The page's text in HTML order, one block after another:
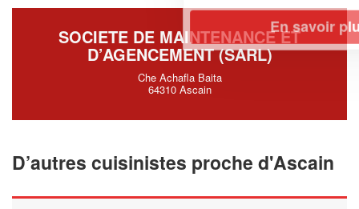
SOCIETE DE MAINTENANCE ET
D’AGENCEMENT (SARL)
Che Achafla Baita
64310 Ascain
D’autres cuisinistes proche d'Ascain
En savoir plus